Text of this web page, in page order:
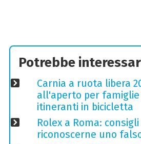
Potrebbe
Carnia a ruota libera
all'aperto per
itineranti in bicicletta
Rolex a Roma:
riconoscerne uno